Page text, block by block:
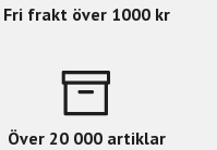
Fri frakt över 1000 kr
Över 20 000 artiklar